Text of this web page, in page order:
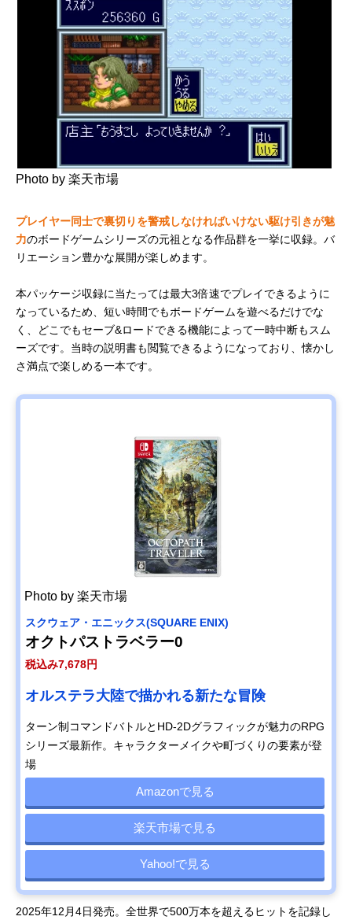
Photo by 楽天市場
プレイヤー同士で裏切りを警戒しなければいけない駆け引きが魅
力のボードゲームシリーズの元祖となる作品群を一挙に収録。バ
リエーション豊かな展開が楽しめます。
本パッケージ収録に当たっては最大3倍速でプレイできるように
なっているため、短い時間でもボードゲームを遊べるだけでな
く、どこでもセーブ&ロードできる機能によって一時中断もスム
ーズです。当時の説明書も閲覧できるようになっており、懐かし
さ満点で楽しめる一本です。
Photo by 楽天市場
スクウェア・エニックス(SQUARE ENIX)
オクトパストラベラー0
税込み7,678円
オルステラ大陸で描かれる新たな冒険
ターン制コマンドバトルとHD-2Dグラフィックが魅力のRPG
シリーズ最新作。キャラクターメイクや町づくりの要素が登
場
Amazonで見る
楽天市場で見る
Yahoo!で見る
2025年12月4日発売。全世界で500万本を超えるヒットを記録し